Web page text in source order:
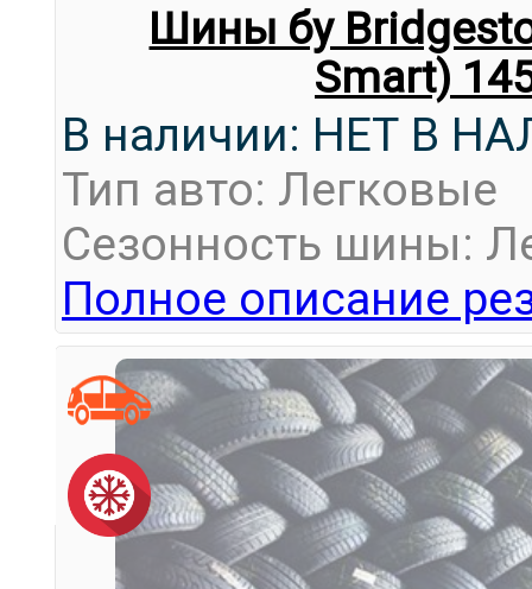
Шины бу
Smart)
В наличии: НЕТ В
Тип авто: Легковые
Сезонность шины:
Полное описание